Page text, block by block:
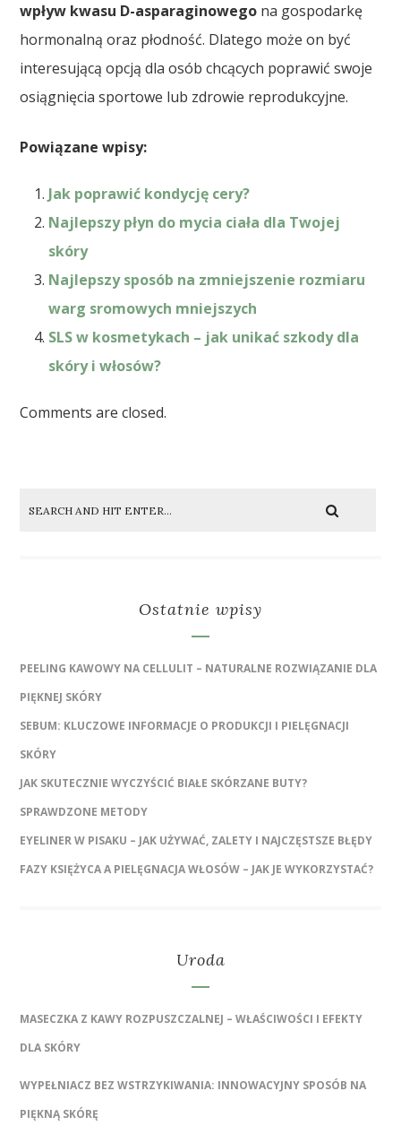
wpływ kwasu D-asparaginowego na gospodarkę
hormonalną oraz płodność. Dlatego może on być
interesującą opcją dla osób chcących poprawić swoje
osiągnięcia sportowe lub zdrowie reprodukcyjne.
Powiązane wpisy:
Jak poprawić kondycję cery?
Najlepszy płyn do mycia ciała dla Twojej
skóry
Najlepszy sposób na zmniejszenie rozmiaru
warg sromowych mniejszych
SLS w kosmetykach – jak unikać szkody dla
skóry i włosów?
Comments are closed.
Ostatnie wpisy
PEELING KAWOWY NA CELLULIT – NATURALNE ROZWIĄZANIE DLA
PIĘKNEJ SKÓRY
SEBUM: KLUCZOWE INFORMACJE O PRODUKCJI I PIELĘGNACJI
SKÓRY
JAK SKUTECZNIE WYCZYŚCIĆ BIAŁE SKÓRZANE BUTY?
SPRAWDZONE METODY
EYELINER W PISAKU – JAK UŻYWAĆ, ZALETY I NAJCZĘSTSZE BŁĘDY
FAZY KSIĘŻYCA A PIELĘGNACJA WŁOSÓW – JAK JE WYKORZYSTAĆ?
Uroda
MASECZKA Z KAWY ROZPUSZCZALNEJ – WŁAŚCIWOŚCI I EFEKTY
DLA SKÓRY
WYPEŁNIACZ BEZ WSTRZYKIWANIA: INNOWACYJNY SPOSÓB NA
PIĘKNĄ SKÓRĘ